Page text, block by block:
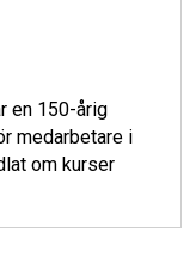
en 150-årig
medarbetare i
om kurser